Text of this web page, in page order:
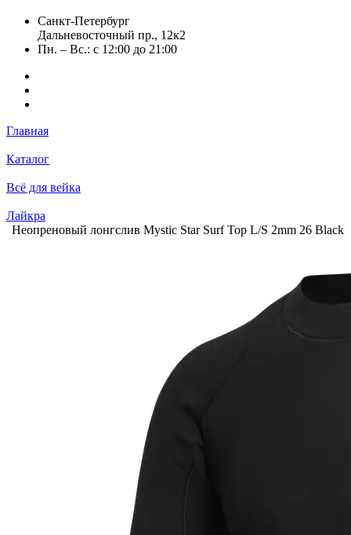
Санкт-Петербург
Дальневосточный пр., 12к2
Пн. – Вс.: с 12:00 до 21:00
Главная
Каталог
Всё для вейка
Лайкра
Неопреновый лонгслив Mystic Star Surf Top L/S 2mm 26 Black